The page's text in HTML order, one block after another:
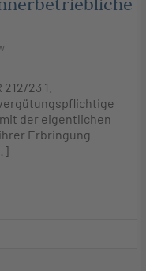
23 1.
der eigentlichen
Erbringung